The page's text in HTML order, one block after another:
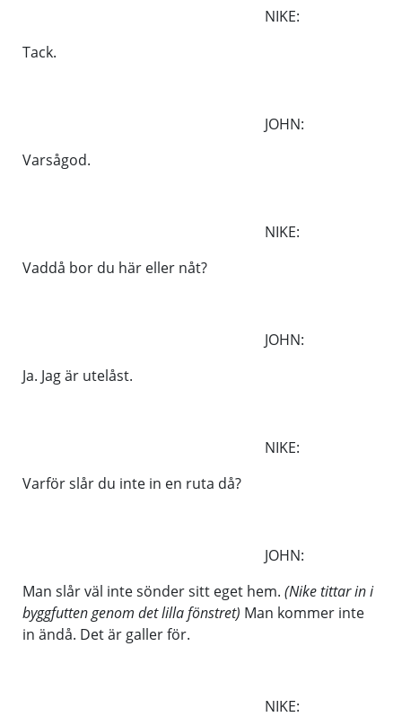
NIKE:
Tack.
JOHN:
Varsågod.
NIKE:
Vaddå bor du här eller nåt?
JOHN:
Ja. Jag är utelåst.
NIKE:
Varför slår du inte in en ruta då?
JOHN:
Man slår väl inte sönder sitt eget hem. (Nike tittar in i
byggfutten genom det lilla fönstret) Man kommer inte
in ändå. Det är galler för.
NIKE: